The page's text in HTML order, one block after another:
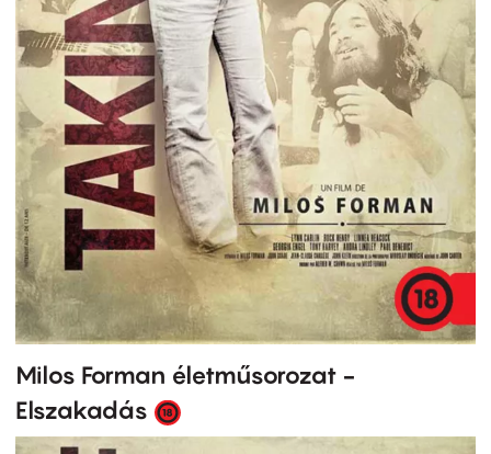
Milos Forman életműsorozat -
Elszakadás